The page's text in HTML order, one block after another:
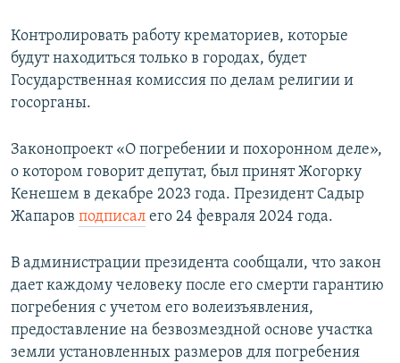
Контролировать работу крематориев, которые
будут находиться только в городах, будет
Государственная комиссия по делам религии и
госорганы.
Законопроект «О погребении и похоронном деле»,
о котором говорит депутат, был принят Жогорку
Кенешем в декабре 2023 года. Президент Садыр
Жапаров подписал его 24 февраля 2024 года.
В администрации президента сообщали, что закон
дает каждому человеку после его смерти гарантию
погребения с учетом его волеизъявления,
предоставление на безвозмездной основе участка
земли установленных размеров для погребения